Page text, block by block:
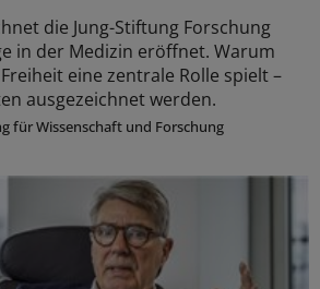
die Jung-Stiftung Forschung
in der Medizin eröffnet. Warum
eine zentrale Rolle spielt –
ausgezeichnet werden.
für Wissenschaft und Forschung